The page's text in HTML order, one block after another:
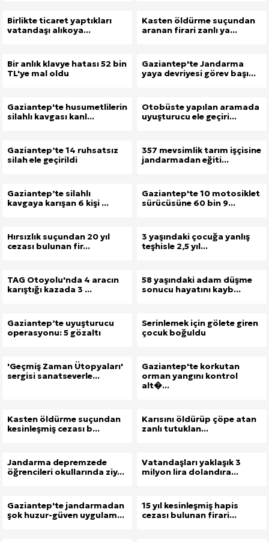
Birlikte ticaret yaptıkları
vatandaşı alıkoya...
Kasten öldürme suçundan
aranan firari zanlı ya...
Bir anlık klavye hatası 52 bin
TL'ye mal oldu
Gaziantep'te Jandarma
yaya devriyesi görev başı...
Gaziantep'te husumetlilerin
silahlı kavgası kanl...
Otobüste yapılan aramada
uyuşturucu ele geçiri...
Gaziantep’te 14 ruhsatsız
silah ele geçirildi
357 mevsimlik tarım işçisine
jandarmadan eğiti...
Gaziantep’te silahlı
kavgaya karışan 6 kişi ...
Gaziantep'te 10 motosiklet
sürücüsüne 60 bin 9...
Hırsızlık suçundan 20 yıl
cezası bulunan fir...
3 yaşındaki çocuğa yanlış
teşhisle 2,5 yıl...
TAG Otoyolu'nda 4 aracın
karıştığı kazada 3 ...
58 yaşındaki adam düşme
sonucu hayatını kayb...
Gaziantep’te uyuşturucu
operasyonu: 5 gözaltı
Serinlemek için gölete giren
çocuk boğuldu
'Geçmiş Zaman Ütopyaları'
sergisi sanatseverle...
Gaziantep'te korkutan
orman yangını kontrol
alt�...
Kasten öldürme suçundan
kesinleşmiş cezası b...
Karısını öldürüp çöpe atan
zanlı tutuklan...
Jandarma depremzede
öğrencileri okullarında ziy...
Vatandaşları yaklaşık 3
milyon lira dolandıra...
Gaziantep'te jandarmadan
şok huzur-güven uygulam...
15 yıl kesinleşmiş hapis
cezası bulunan firari...
Site İçi (On-Page) SEO Hizmeti: Web Sitenizin
Dar Tavanlı Alanlar İçin Oval Hava Kanalı Avantajları